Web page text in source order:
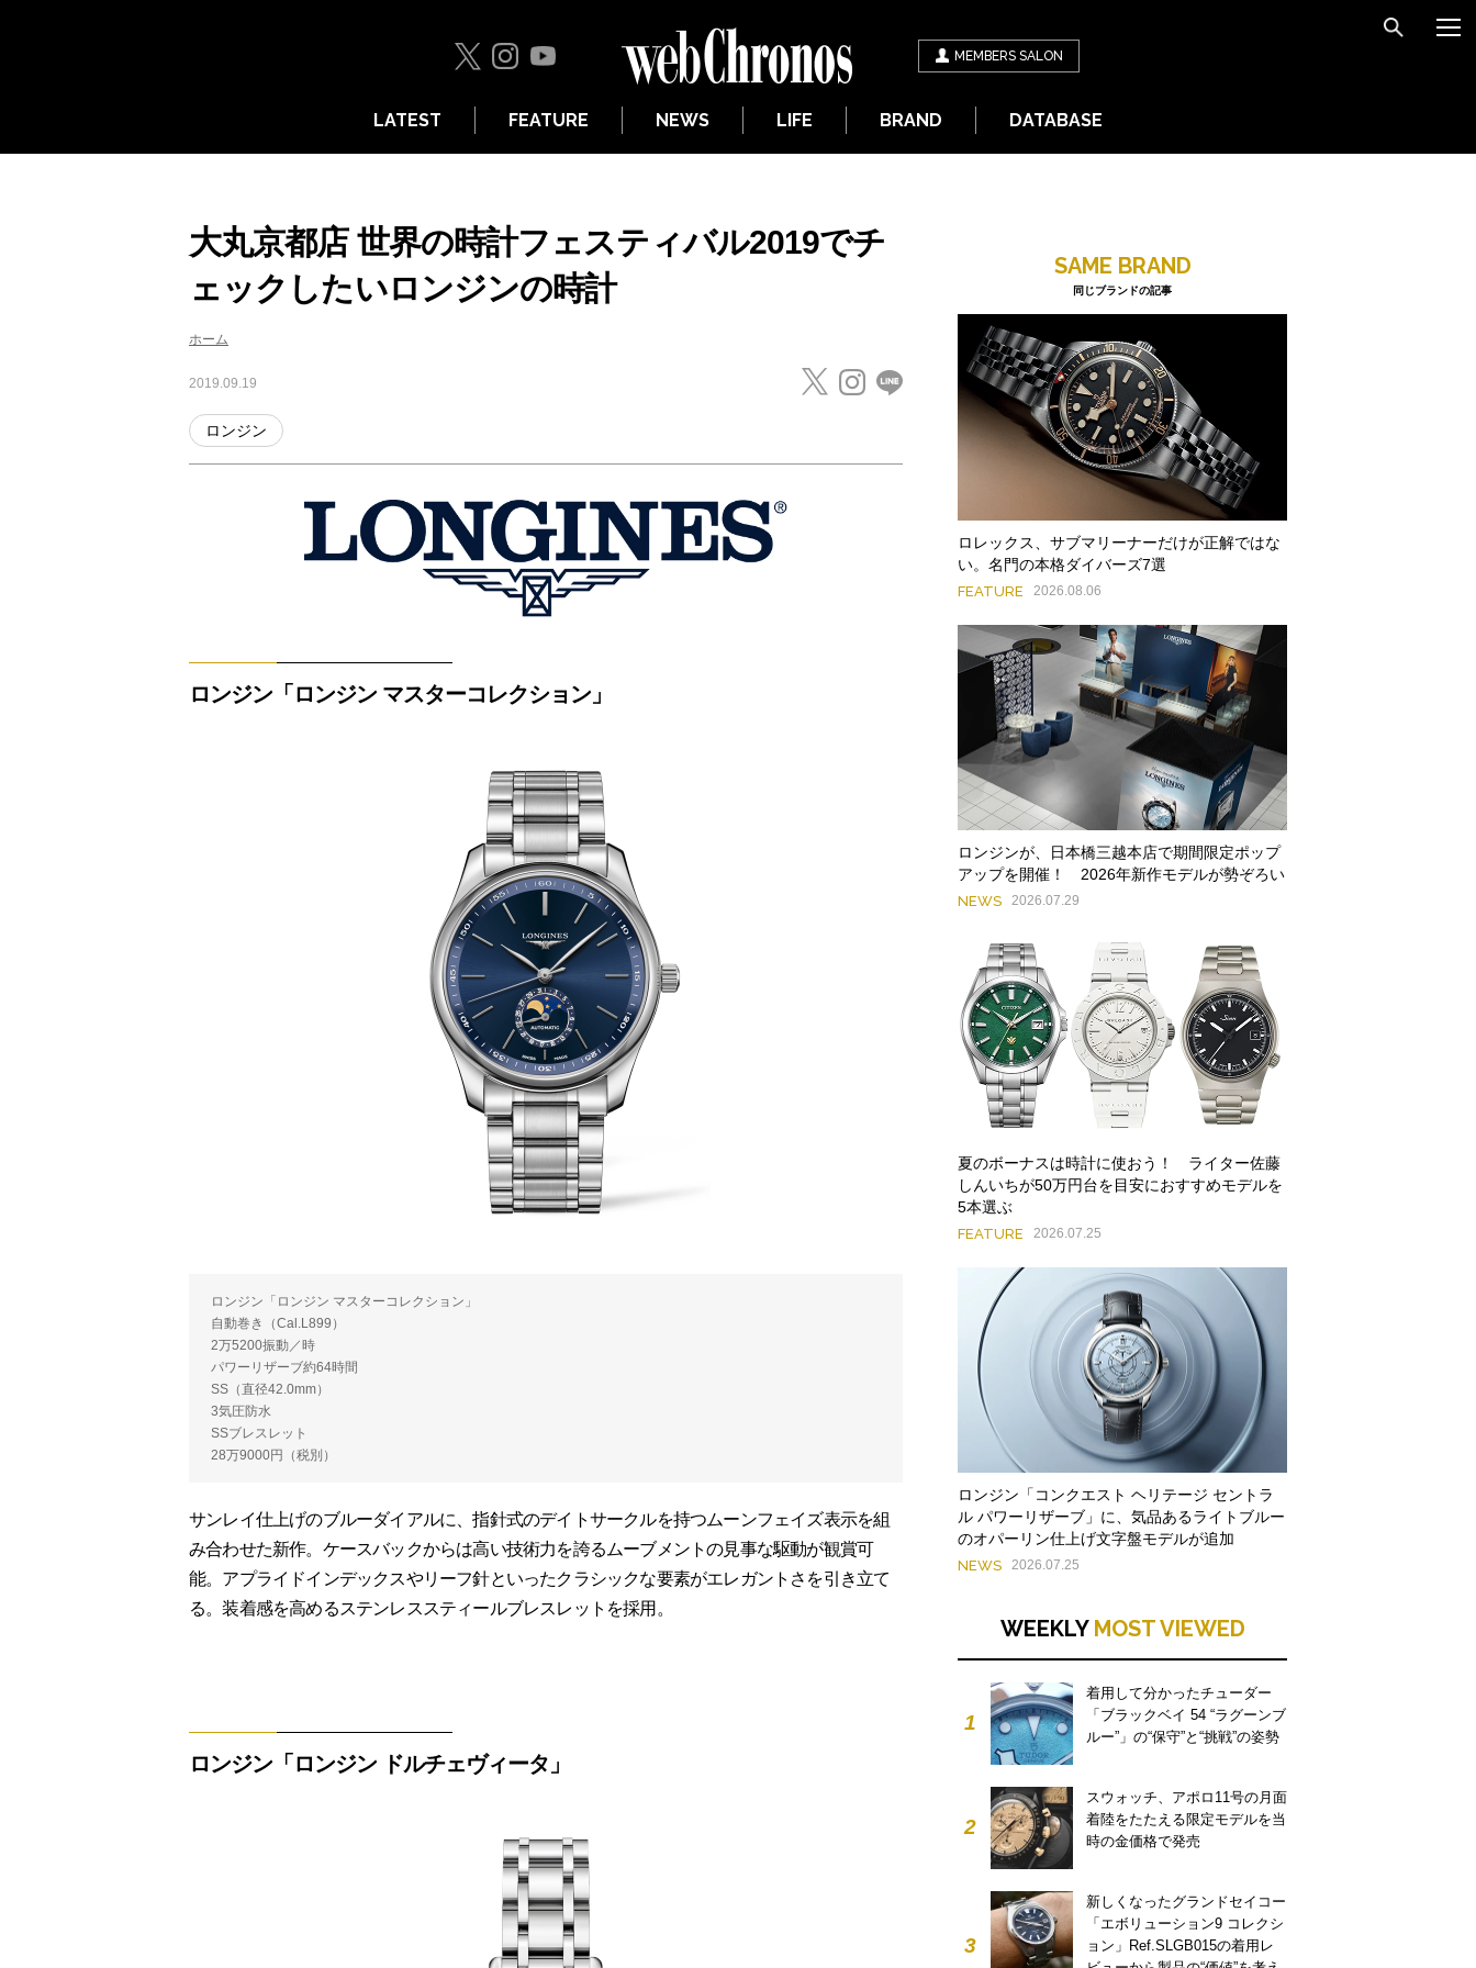
MEMBERS SALON
LATEST FEATURE NEWS LIFE BRAND DATABASE
大丸京都店 世界の時計フェスティバル2019でチ
ェックしたいロンジンの時計
ホーム
2019.09.19
ロンジン
ロンジン「ロンジン マスターコレクション」
ロンジン「ロンジン マスターコレクション」
自動巻き（Cal.L899）
2万5200振動／時
パワーリザーブ約64時間
SS（直径42.0mm）
3気圧防水
SSブレスレット
28万9000円（税別）
サンレイ仕上げのブルーダイアルに、指針式のデイトサークルを持つムーンフェイズ表示を組
み合わせた新作。ケースバックからは高い技術力を誇るムーブメントの見事な駆動が観賞可
能。アプライドインデックスやリーフ針といったクラシックな要素がエレガントさを引き立て
る。装着感を高めるステンレススティールブレスレットを採用。
ロンジン「ロンジン ドルチェヴィータ」
SAME BRAND
同じブランドの記事
ロレックス、サブマリーナーだけが正解ではな
い。名門の本格ダイバーズ7選
FEATURE 2026.08.06
ロンジンが、日本橋三越本店で期間限定ポップ
アップを開催！ 2026年新作モデルが勢ぞろい
NEWS 2026.07.29
夏のボーナスは時計に使おう！ ライター佐藤
しんいちが50万円台を目安におすすめモデルを
5本選ぶ
FEATURE 2026.07.25
ロンジン「コンクエスト ヘリテージ セントラ
ル パワーリザーブ」に、気品あるライトブルー
のオパーリン仕上げ文字盤モデルが追加
NEWS 2026.07.25
WEEKLY MOST VIEWED
1
着用して分かったチューダー
「ブラックベイ 54 “ラグーンブ
ルー”」の“保守”と“挑戦”の姿勢
2
スウォッチ、アポロ11号の月面
着陸をたたえる限定モデルを当
時の金価格で発売
3
新しくなったグランドセイコー
「エボリューション9 コレクシ
ョン」Ref.SLGB015の着用レ